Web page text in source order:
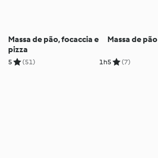
Massa de pão, focaccia e
pizza
5 (51) 1h
Massa de pão
5 (7)